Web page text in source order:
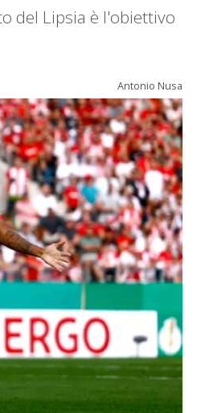
del Lipsia è l'obiettivo
Antonio Nusa